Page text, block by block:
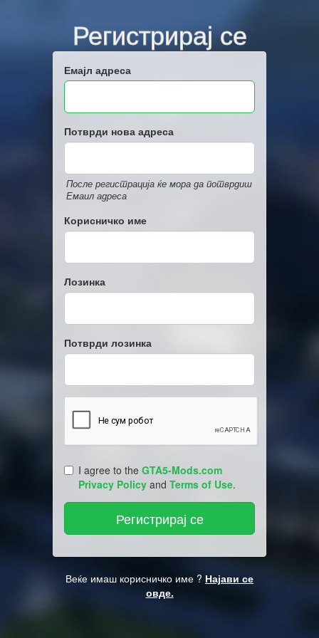
Регистрирај се
Емајл адреса
Потврди нова адреса
После регистрација ќе мора да потврдиш
Емаил адреса
Корисничко име
Лозинка
Потврди лозинка
I agree to the GTA5-Mods.com
Privacy Policy and Terms of Use.
Веќе имаш корисничко име ? Најави се
овде.